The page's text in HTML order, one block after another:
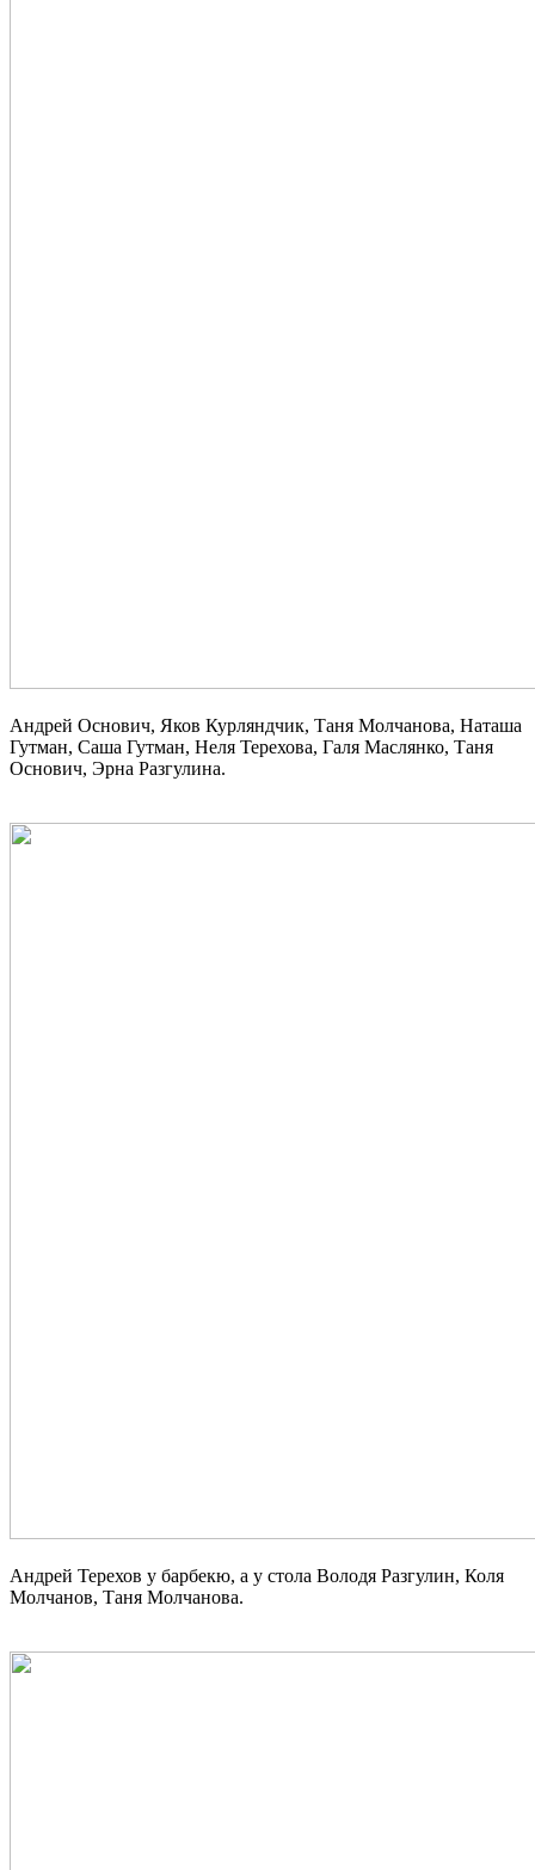
Андрей Основич, Яков Курляндчик, Таня Молчанова, Наташа
Гутман, Саша Гутман, Неля Терехова, Галя Маслянко, Таня
Основич, Эрна Разгулина.
Андрей Терехов у барбекю, а у стола Володя Разгулин, Коля
Молчанов, Таня Молчанова.